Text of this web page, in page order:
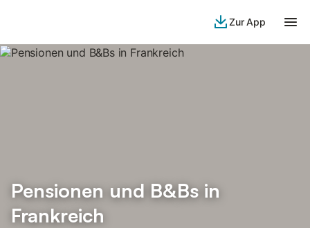
Zur App
Pensionen und B&Bs in
Frankreich